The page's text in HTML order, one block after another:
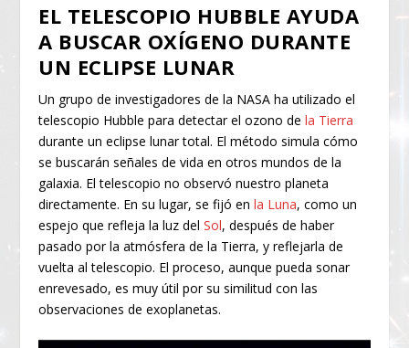
EL TELESCOPIO HUBBLE AYUDA
A BUSCAR OXÍGENO DURANTE
UN ECLIPSE LUNAR
Un grupo de investigadores de la NASA ha utilizado el
telescopio Hubble para detectar el ozono dela Tierra
durante un eclipse lunar total. El método simula cómo
se buscarán señales de vida en otros mundos de la
galaxia. El telescopio no observó nuestro planeta
directamente. En su lugar, se fijó enla Luna, como un
espejo que refleja la luz delSol, después de haber
pasado por la atmósfera de la Tierra, y reflejarla de
vuelta al telescopio. El proceso, aunque pueda sonar
enrevesado, es muy útil por su similitud con las
observaciones de exoplanetas.